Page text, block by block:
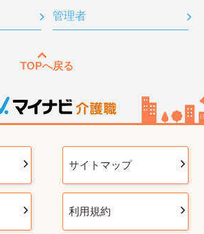
管理者
TOPへ戻る
サイトマップ
利用規約